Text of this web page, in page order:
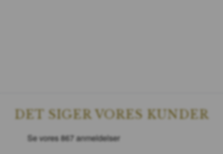
DET SIGER VORES KUNDER